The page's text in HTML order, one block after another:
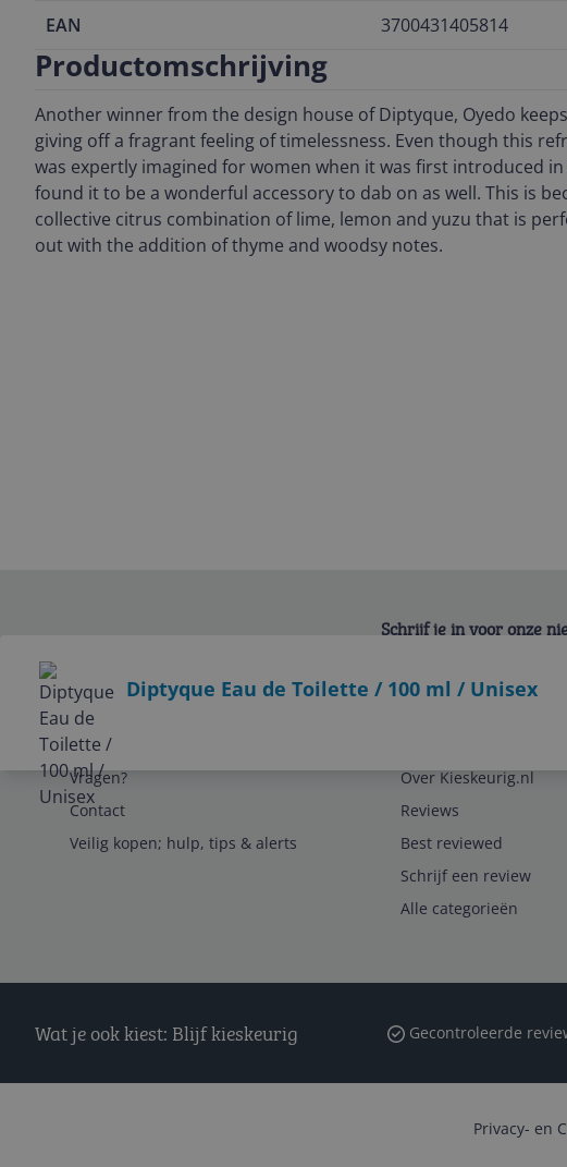
EAN
3700431405814
Productomschrijving
Another winner from the design house of Diptyque, Oyedo
giving off a fragrant feeling of timelessness. Even though this
was expertly imagined for women when it was first introduced in
found it to be a wonderful accessory to dab on as well. This is
collective citrus combination of lime, lemon and yuzu that is
out with the addition of thyme and woodsy notes.
Diptyque Eau de Toilette / 100 ml / Unisex
Schrijf je in voor onze
Service
Vragen?
Contact
Veilig kopen; hulp, tips & alerts
Over Kieskeurig.nl
Reviews
Best reviewed
Schrijf een review
Alle categorieën
Wat je ook kiest: Blijf kieskeurig Gecontroleerde
Privacy- en